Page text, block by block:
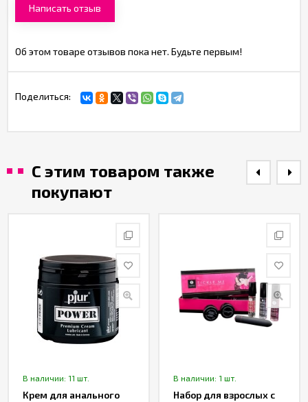
Написать отзыв
Об этом товаре отзывов пока нет. Будьте первым!
Поделиться:
С этим товаром также
покупают
В наличии: 11 шт.
Крем для анального
В наличии: 1 шт.
Набор для взрослых с